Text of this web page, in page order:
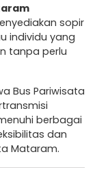
sopir
individu yang
tanpa perlu
Bus Pariwisata
berbagai
dan
Mataram.